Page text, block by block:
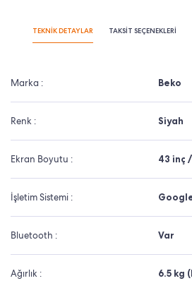
TEKNİK DETAYLAR TAKSİT SEÇENEKLERİ
Marka : Beko
Renk : Siyah
Ekran Boyutu : 43 inç
İşletim Sistemi :
Bluetooth : Var
Ağırlık : 6.5 kg